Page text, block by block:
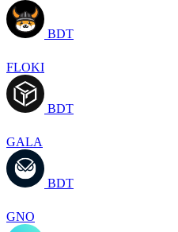
BDT
FLOKI
BDT
GALA
BDT
GNO